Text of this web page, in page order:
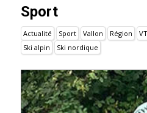
Sport
Actualité Sport Vallon Région
Ski alpin
Ski nordique